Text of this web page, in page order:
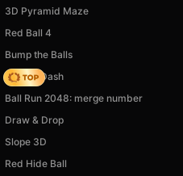
3D Pyramid Maze
Red Ball 4
Bump the Balls
Soccer Dash
Ball Run 2048: merge number
Draw & Drop
Slope 3D
Red Hide Ball